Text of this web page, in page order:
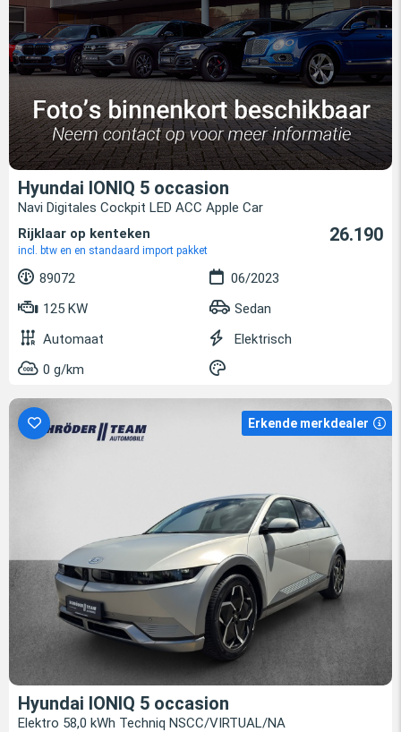
Hyundai IONIQ 5 occasion
Navi Digitales Cockpit LED ACC Apple Car
Rijklaar op kenteken
incl. btw en en standaard import pakket
26.190
89072
06/2023
125 KW
Sedan
Automaat
Elektrisch
0 g/km
Erkende merkdealer
Hyundai IONIQ 5 occasion
Elektro 58,0 kWh Techniq NSCC/VIRTUAL/NA